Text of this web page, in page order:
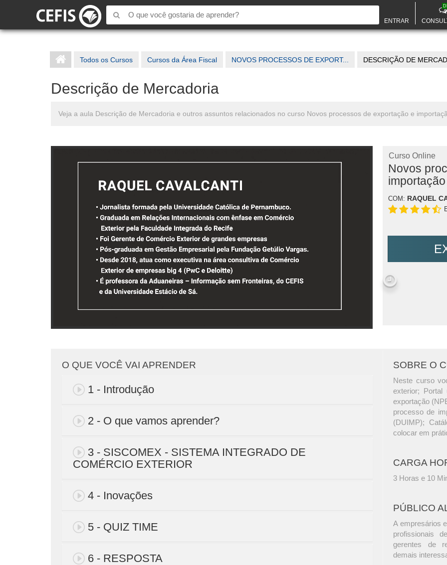
ENTRAR
Todos os Cursos Cursos da Área Fiscal NOVOS PROCESSOS DE EXPORT... DESCRIÇÃO DE
Descrição de Mercadoria
Veja a aula Descrição de Mercadoria e outros assuntos relacionados no curso Novos processos de exportação e
Curso Online
Novos
importação
COM: RAQUEL
O QUE VOCÊ VAI APRENDER
1 - Introdução
2 - O que vamos aprender?
3 - SISCOMEX - SISTEMA INTEGRADO DE
COMÉRCIO EXTERIOR
4 - Inovações
5 - QUIZ TIME
6 - RESPOSTA
SOBRE O
Neste curso
exterior;
exportação
processo de
(DUIMP);
colocar em
CARGA
3 Horas e 10
PÚBLICO
A empresários
profissionais
gerentes de
demais